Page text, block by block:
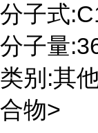
分子式
分子量
类别:其
合物>